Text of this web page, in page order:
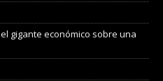
gigante económico sobre una